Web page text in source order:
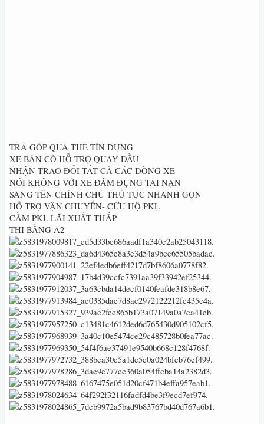
TRẢ GÓP QUA THẺ TÍN DỤNG
XE BÁN CÓ HỖ TRỢ QUAY ĐẦU
NHẬN TRAO ĐỔI TẤT CẢ CÁC DÒNG XE
NÓI KHÔNG VỚI XE ĐÂM ĐỤNG TAI NẠN
SANG TÊN CHÍNH CHỦ THỦ TỤC NHANH GỌN
HỖ TRỢ VẬN CHUYỂN- CỨU HỘ PKL
CẦM PKL LÃI XUẤT THẤP
THI BẰNG A2